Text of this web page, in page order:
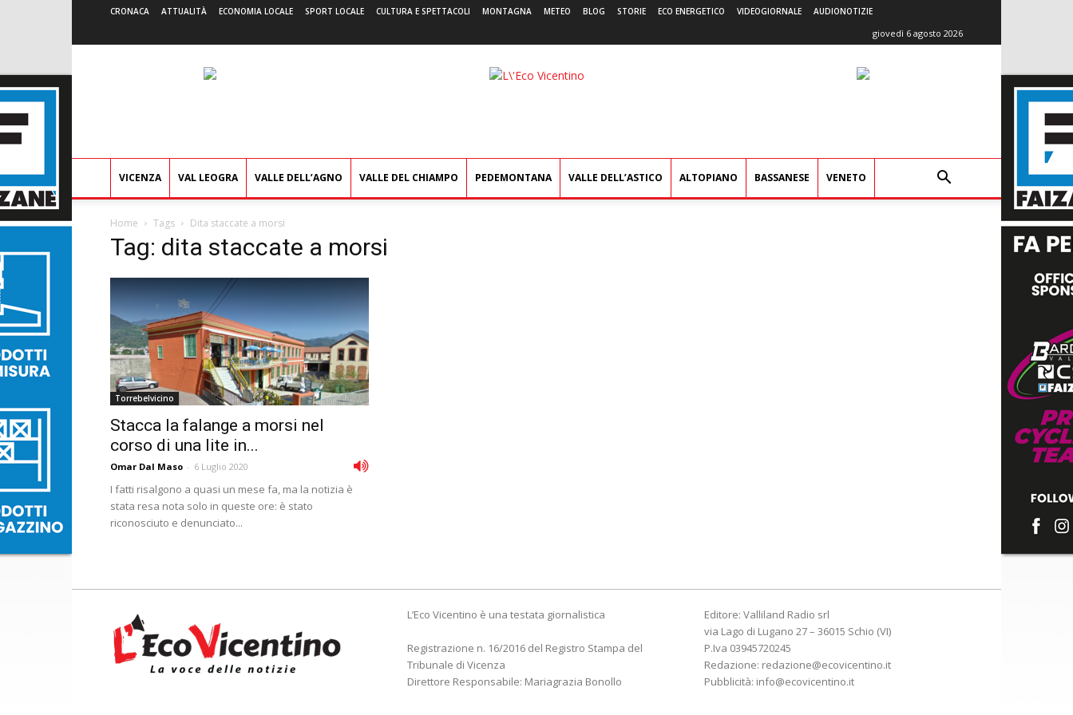
CRONACA ATTUALITÀ ECONOMIA LOCALE SPORT LOCALE CULTURA E SPETTACOLI MONTAGNA METEO BLOG STORIE ECO ENERGETICO VIDEOGIORNALE AUDIONOTIZIE
giovedì 6 agosto 2026
L'Eco
VICENZA VAL LEOGRA VALLE DELL’AGNO VALLE DEL CHIAMPO PEDEMONTANA VALLE DELL’ASTICO ALTOPIANO BASSANESE VENETO
Home Tags Dita staccate a morsi
Tag: dita staccate a morsi
Torrebelvicino
Stacca la falange a morsi nel
corso di una lite in...
Omar Dal Maso - 6 Luglio 2020
I fatti risalgono a quasi un mese fa, ma la notizia è
stata resa nota solo in queste ore: è stato
riconosciuto e denunciato...
L’Eco Vicentino è una testata giornalistica
Registrazione n. 16/2016 del Registro Stampa del
Tribunale di Vicenza
Direttore Responsabile: Mariagrazia Bonollo
Editore: Valliland Radio srl
via Lago di Lugano 27 – 36015 Schio (VI)
P.Iva 03945720245
Redazione: redazione@ecovicentino.it
Pubblicità: info@ecovicentino.it